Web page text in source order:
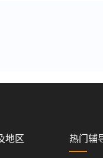
地区 热门辅